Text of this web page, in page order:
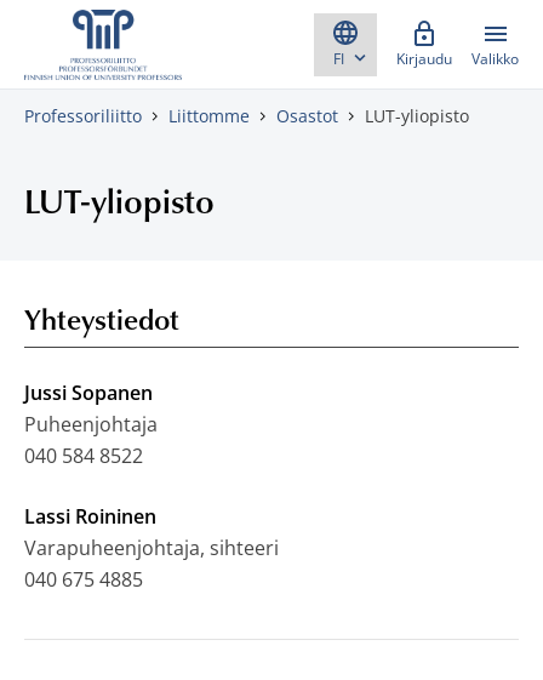
Skippaa sisältö
Kirjaudu Valikko
Professoriliitto Liittomme Osastot LUT-yliopisto
LUT-yliopisto
Yhteystiedot
Jussi Sopanen
Puheenjohtaja
040 584 8522
Lassi Roininen
Varapuheenjohtaja, sihteeri
040 675 4885